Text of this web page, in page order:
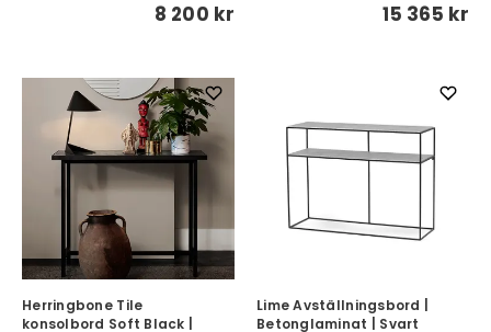
8 200 kr 15 365 kr
Herringbone Tile
konsolbord Soft Black |
Lime Avställningsbord |
Betonglaminat | Svart